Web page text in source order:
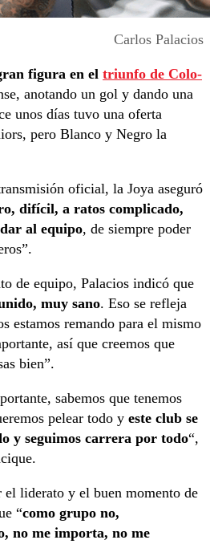
Carlos Palacios
figura en el triunfo de Colo-
anotando un gol y dando una
unos días tuvo una oferta
pero Blanco y Negro la
oficial, la Joya aseguró
difícil, a ratos complicado,
al equipo, de siempre poder
de equipo, Palacios indicó que
muy sano. Eso se refleja
estamos remando para el mismo
así que creemos que
bien”.
sabemos que tenemos
pelear todo y este club se
y seguimos carrera por todo“,
el liderato y el buen momento de
“como grupo no,
no me importa, no me